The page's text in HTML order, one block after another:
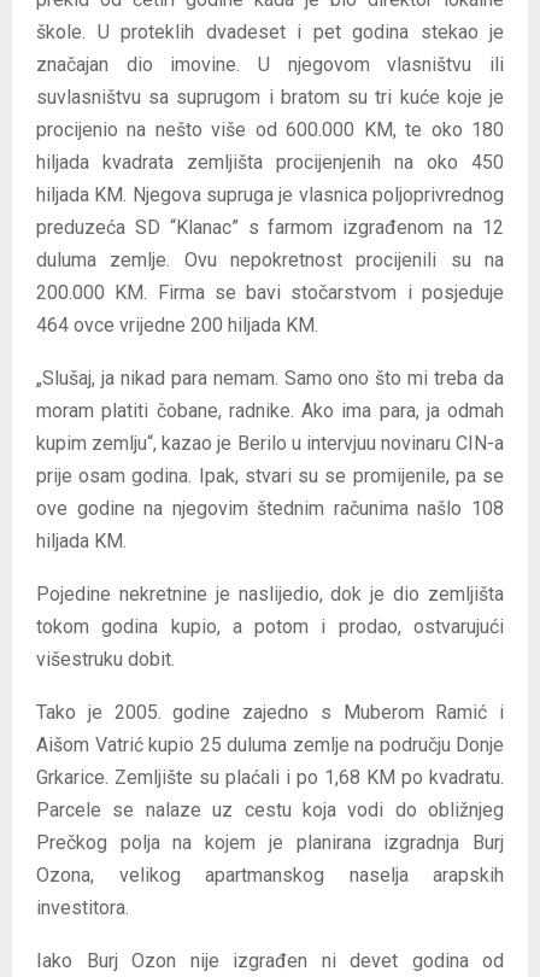
škole. U proteklih dvadeset i pet godina stekao je
značajan dio imovine. U njegovom vlasništvu ili
suvlasništvu sa suprugom i bratom su tri kuće koje je
procijenio na nešto više od 600.000 KM, te oko 180
hiljada kvadrata zemljišta procijenjenih na oko 450
hiljada KM. Njegova supruga je vlasnica poljoprivrednog
preduzeća SD “Klanac” s farmom izgrađenom na 12
duluma zemlje. Ovu nepokretnost procijenili su na
200.000 KM. Firma se bavi stočarstvom i posjeduje
464 ovce vrijedne 200 hiljada KM.
„Slušaj, ja nikad para nemam. Samo ono što mi treba da
moram platiti čobane, radnike. Ako ima para, ja odmah
kupim zemlju“, kazao je Berilo u intervjuu novinaru CIN-a
prije osam godina. Ipak, stvari su se promijenile, pa se
ove godine na njegovim štednim računima našlo 108
hiljada KM.
Pojedine nekretnine je naslijedio, dok je dio zemljišta
tokom godina kupio, a potom i prodao, ostvarujući
višestruku dobit.
Tako je 2005. godine zajedno s Muberom Ramić i
Aišom Vatrić kupio 25 duluma zemlje na području Donje
Grkarice. Zemljište su plaćali i po 1,68 KM po kvadratu.
Parcele se nalaze uz cestu koja vodi do obližnjeg
Prečkog polja na kojem je planirana izgradnja Burj
Ozona, velikog apartmanskog naselja arapskih
investitora.
Iako Burj Ozon nije izgrađen ni devet godina od